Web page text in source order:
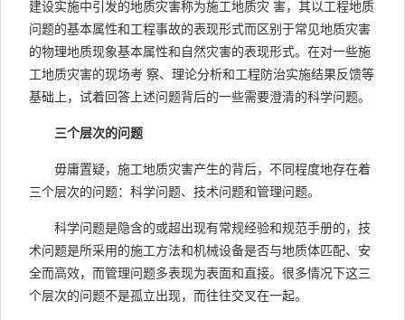
建设实施中引发的地质灾害称为施工地质灾 害，其以工程地质
问题的基本属性和工程事故的表现形式而区别于常见地质灾害
的物理地质现象基本属性和自然灾害的表现形式。在对一些施
工地质灾害的现场考 察、理论分析和工程防治实施结果反馈等
基础上，试着回答上述问题背后的一些需要澄清的科学问题。
三个层次的问题
毋庸置疑，施工地质灾害产生的背后，不同程度地存在着
三个层次的问题：科学问题、技术问题和管理问题。
科学问题是隐含的或超出现有常规经验和规范手册的，技
术问题是所采用的施工方法和机械设备是否与地质体匹配、安
全而高效，而管理问题多表现为表面和直接。很多情况下这三
个层次的问题不是孤立出现，而往往交叉在一起。